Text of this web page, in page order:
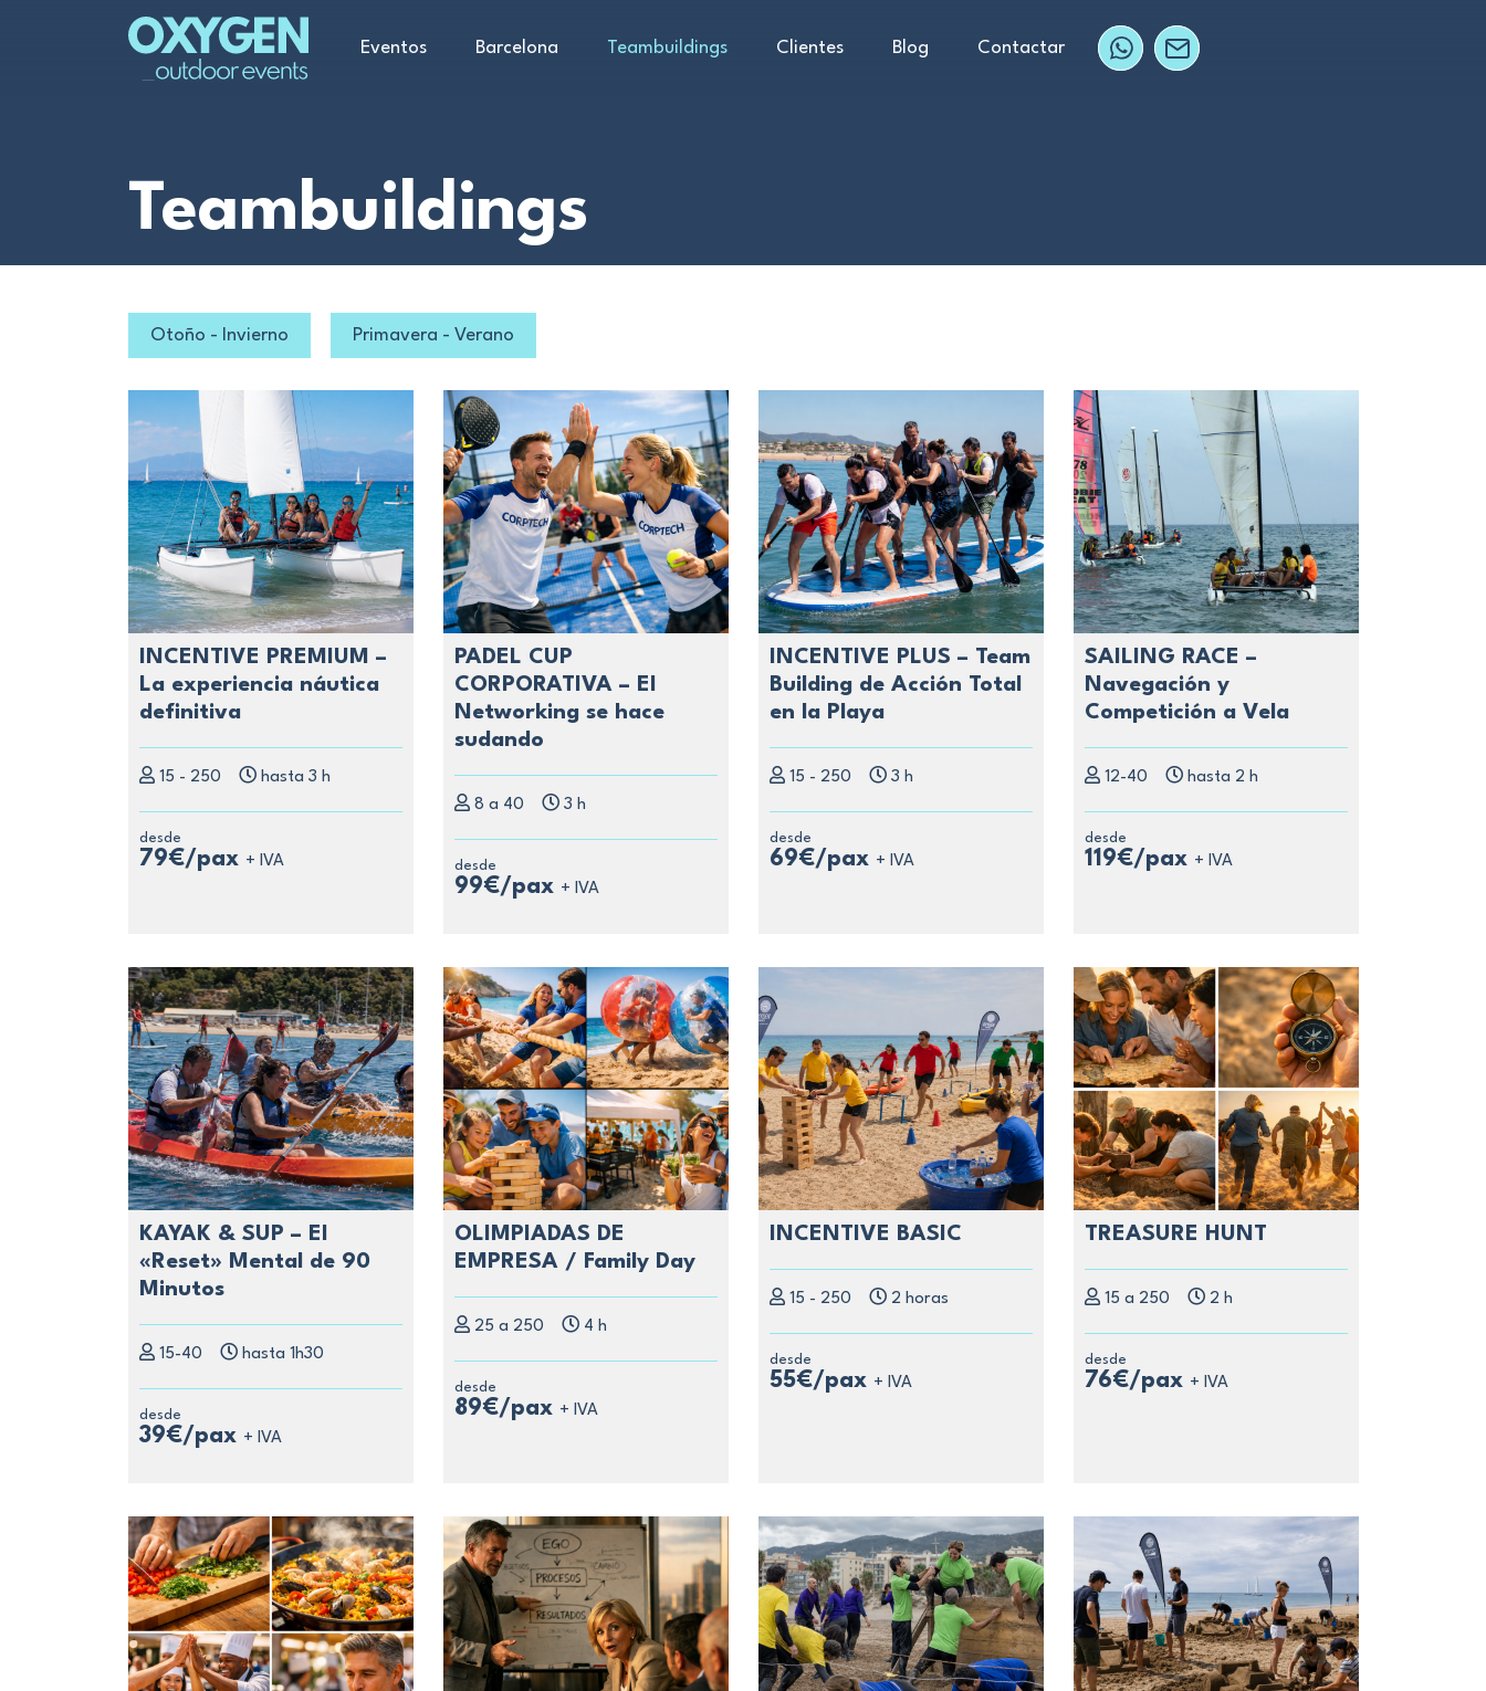
Eventos Barcelona Teambuildings Clientes Blog Contactar
Teambuildings
Otoño - Invierno Primavera - Verano
INCENTIVE PREMIUM –
La experiencia náutica
definitiva
15 - 250 hasta 3 h
desde
79€/pax + IVA
PADEL CUP
CORPORATIVA – El
Networking se hace
sudando
8 a 40 3 h
desde
99€/pax + IVA
INCENTIVE PLUS – Team
Building de Acción Total
en la Playa
15 - 250 3 h
desde
69€/pax + IVA
SAILING RACE –
Navegación y
Competición a Vela
12-40 hasta 2 h
desde
119€/pax + IVA
KAYAK & SUP – El
«Reset» Mental de 90
Minutos
15-40 hasta 1h30
desde
39€/pax + IVA
OLIMPIADAS DE
EMPRESA / Family Day
25 a 250 4 h
desde
89€/pax + IVA
INCENTIVE BASIC
15 - 250 2 horas
desde
55€/pax + IVA
TREASURE HUNT
15 a 250 2 h
desde
76€/pax + IVA